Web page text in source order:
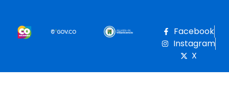
Facebook
Instagram
X